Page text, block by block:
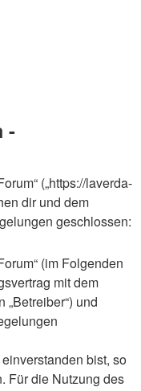
-
(„https://laverda-
dir und dem
geschlossen:
(im Folgenden
mit dem
und
bist, so
Für die Nutzung des